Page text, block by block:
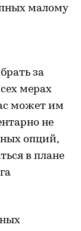
малому
за
мерах
может им
не
опций,
в плане